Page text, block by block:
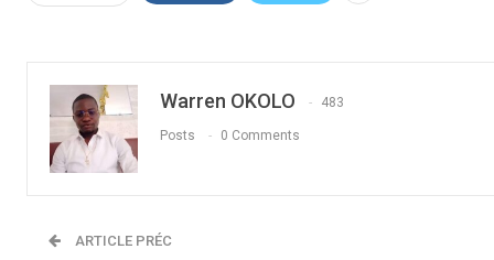
Warren OKOLO 483
Posts 0 Comments
ARTICLE PRÉC